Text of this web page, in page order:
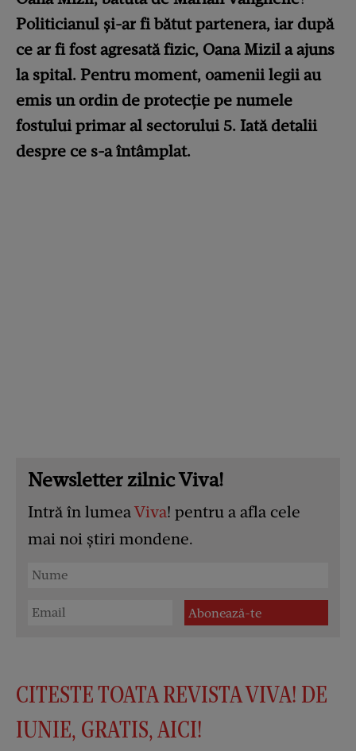
Politicianul și-ar fi bătut partenera, iar după
ce ar fi fost agresată fizic, Oana Mizil a ajuns
la spital. Pentru moment, oamenii legii au
emis un ordin de protecție pe numele
fostului primar al sectorului 5. Iată detalii
despre ce s-a întâmplat.
Newsletter zilnic Viva!
Intră în lumeaViva! pentru a afla cele
mai noi știri mondene.
CITESTE TOATA REVISTA VIVA! DE
IUNIE, GRATIS, AICI!